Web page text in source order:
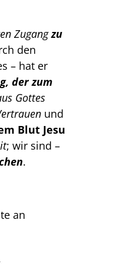
Zugang zu
den
– hat er
der zum
Gottes
Blut Jesu
; wir sind –
.
an